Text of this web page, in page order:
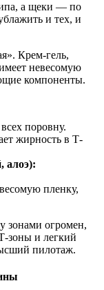
а щеки — по
и тех, и
Крем-гель,
невесомую
компоненты.
поровну.
жирность в Т-
алоэ):
пленку,
зонами огромен,
зоны и легкий
пилотаж.